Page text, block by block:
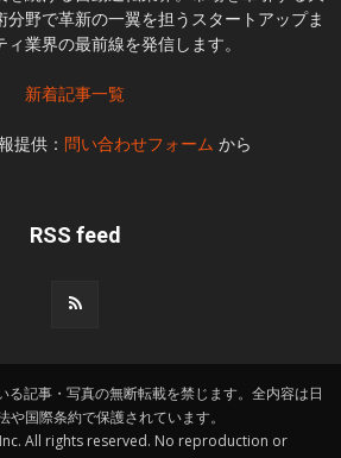
野で革新の一翼を担うスタートアップま
ィ業界の最前線を発信します。
新着記事一覧
提供： 問い合わせフォーム から
RSS feed
る記事・写真の無断転載を禁じます。全内容は日
や国際条約で保護されています。
All rights reserved. No reproduction or